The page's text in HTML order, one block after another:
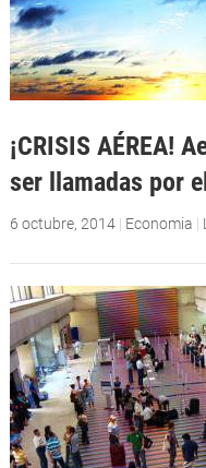
¡CRISIS AÉREA!
ser llamadas por
6 octubre, 2014| Economia |